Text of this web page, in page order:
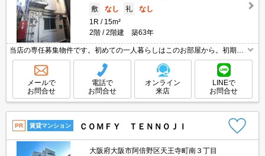
敷
なし 礼
なし
1R
15m²
2階
2階建 築63年
当店の専任募集物件です。初めての一人暮らしはこのお部屋から。初期費
用も家賃も抑えたいあなたにオススメ。現地待ち合わせ、物件ご案内可
能。オンライン内見対応可。ぜひお問い合わせください!。
メールで
お問合せ
電話で
お問合せ
オンライン
来店
LINEで
お問合せ
PR 賃貸マンション ＣＯＭＦＹ ＴＥＮＮＯＪＩ
大阪府大阪市阿倍野区天王寺町南３丁目